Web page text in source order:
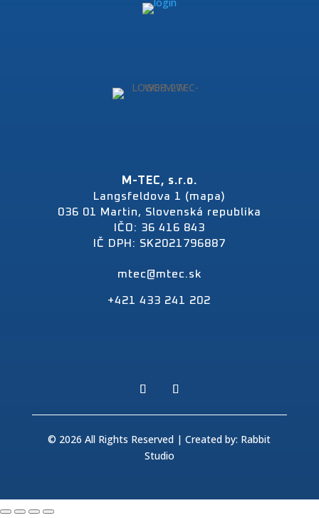
M-TEC, s.r.o.
Langsfeldova 1 (mapa)
036 01 Martin, Slovenská republika
IČO: 36 416 843
IČ DPH: SK2021796887
mtec@mtec.sk
+421 433 241 202
© 2026 All Rights Reserved | Created by: Rabbit
Studio